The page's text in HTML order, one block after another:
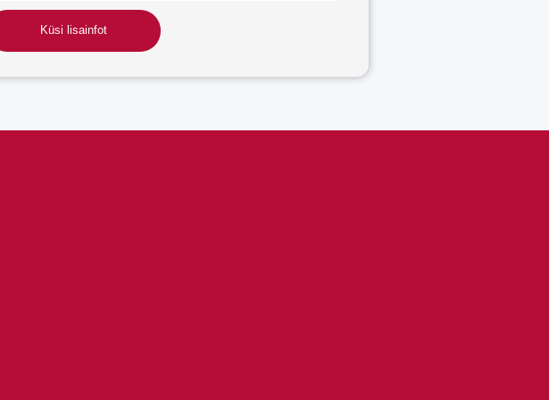
Küsi lisainfot